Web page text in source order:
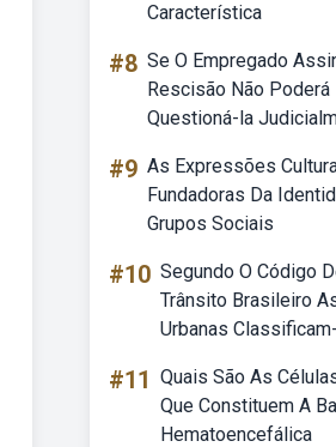
Característica
#8 Se O Empregado
Rescisão Não Poderá
Questioná-la
#9 As Expressões
Fundadoras Da
Grupos Sociais
#10 Segundo O Código
Trânsito Brasileiro
Urbanas
#11 Quais São As
Que Constituem A
Hematoencefálica